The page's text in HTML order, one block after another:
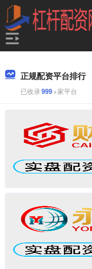
正规配资平台排行
已收录999+家平台